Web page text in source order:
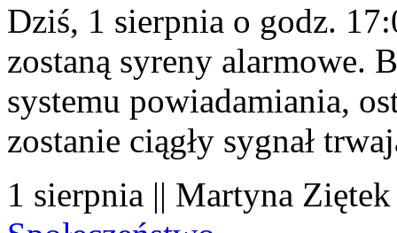
Dziś, 1 sierpnia o godz.
zostaną syreny alarmowe.
systemu powiadamiania,
zostanie ciągły sygnał
1 sierpnia || Martyna